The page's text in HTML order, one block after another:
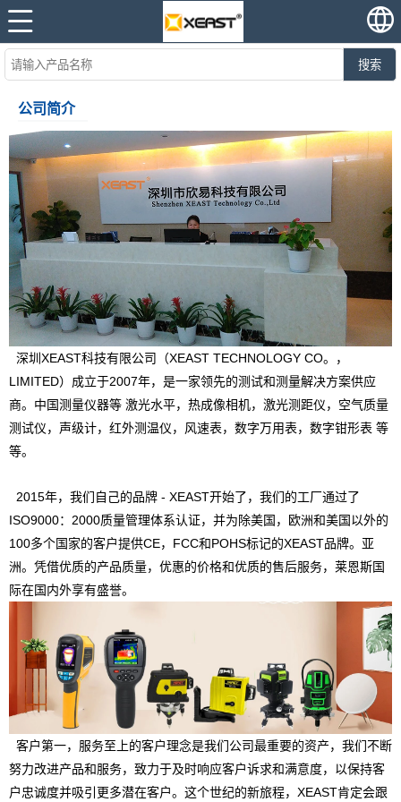
搜索
公司简介
深圳XEAST科技有限公司（XEAST TECHNOLOGY CO。，
LIMITED）成立于2007年，是一家领先的测试和测量解决方案供应
商。中国测量仪器等 激光水平， 热成像相机， 激光测距仪， 空气质量
测试仪， 声级计， 红外测温仪， 风速表， 数字万用表， 数字钳形表 等
等。
2015年，我们自己的品牌 - XEAST开始了，我们的工厂通过了
ISO9000：2000质量管理体系认证，并为除美国，欧洲和美国以外的
100多个国家的客户提供CE，FCC和POHS标记的XEAST品牌。亚
洲。凭借优质的产品质量，优惠的价格和优质的售后服务，莱恩斯国
际在国内外享有盛誉。
客户第一，服务至上的客户理念是我们公司最重要的资产，我们不断
努力改进产品和服务，致力于及时响应客户诉求和满意度，以保持客
户忠诚度并吸引更多潜在客户。这个世纪的新旅程，XEAST肯定会跟